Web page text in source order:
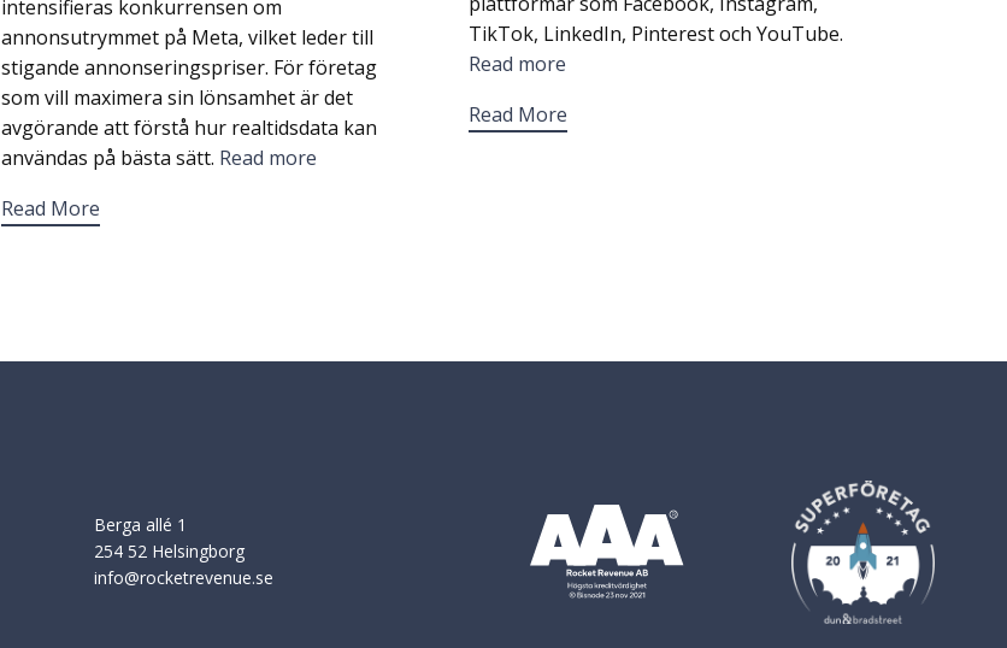
intensifieras konkurrensen om
annonsutrymmet på Meta, vilket leder till
stigande annonseringspriser. För företag
som vill maximera sin lönsamhet är det
avgörande att förstå hur realtidsdata kan
användas på bästa sätt. Read more
Read More
TikTok, LinkedIn, Pinterest och YouTube.
Read more
Read More
Berga allé 1
254 52 Helsingborg
info@rocketrevenue.se